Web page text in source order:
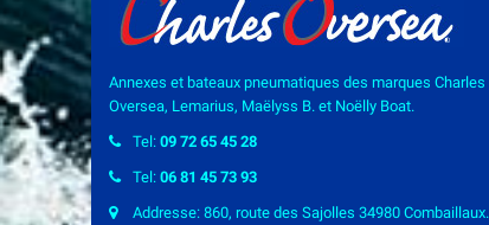
Annexes et bateaux pneumatiques des marques Charles
Oversea, Lemarius, Maëlyss B. et Noëlly Boat.
Tel: 09 72 65 45 28
Tel: 06 81 45 73 93
Addresse: 860, route des Sajolles 34980 Combaillaux.